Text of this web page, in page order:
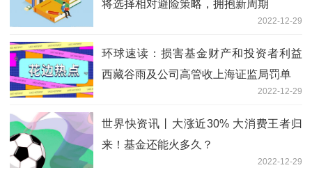
将选择相对避险策略，拥抱新周期
2022-12-29
环球速读：损害基金财产和投资者利益
西藏谷雨及公司高管收上海证监局罚单
2022-12-29
世界快资讯丨大涨近30% 大消费王者归
来！基金还能火多久？
2022-12-29